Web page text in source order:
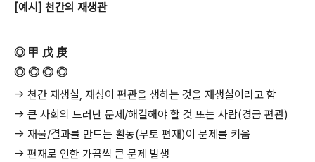
[예시] 천간의 재생관
◎ 甲 戊 庚
◎ ◎ ◎ ◎
→ 천간 재생살, 재성이 편관을 생하는 것을 재생살이라고 함
→ 큰 사회의 드러난 문제/해결해야 할 것 또는 사람(경금 편관)
→ 재물/결과를 만드는 활동(무토 편재)이 문제를 키움
→ 편재로 인한 가끔씩 큰 문제 발생